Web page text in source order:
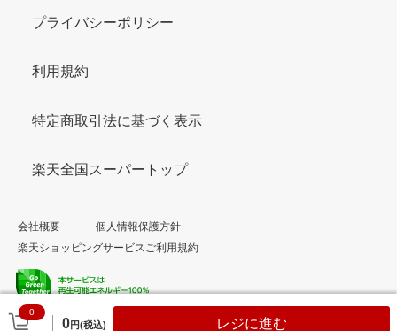
0
0円(税込) レジに進む
プライバシーポリシー
利用規約
特定商取引法に基づく表示
楽天全国スーパートップ
会社概要
個人情報保護方針
楽天ショッピングサービスご利用規約
© Rakuten Group, Inc.